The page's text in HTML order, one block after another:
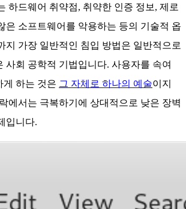
하드웨어 취약점, 취약한 인증 정보, 제로
은 소프트웨어를 악용하는 등의 기술적 옵
지 가장 일반적인 침입 방법은 일반적으로
사회 공학적 기법입니다. 사용자를 속여
게 하는 것은 그 자체로 하나의 예술이지
에서는 극복하기에 상대적으로 낮은 장벽
입니다.